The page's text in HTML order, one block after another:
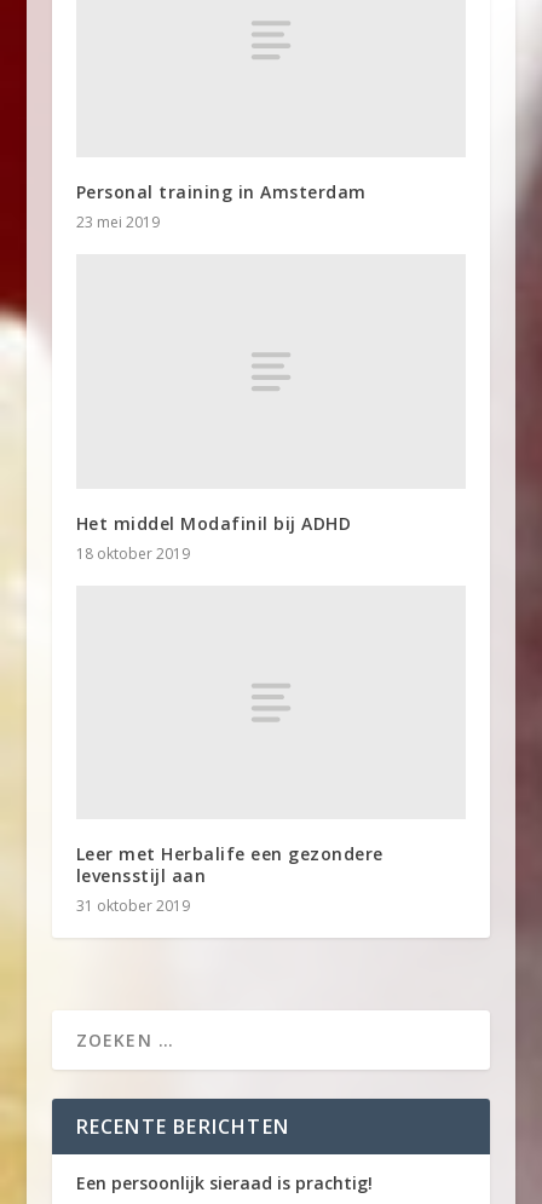
Personal training in Amsterdam
23 mei 2019
Het middel Modafinil bij ADHD
18 oktober 2019
Leer met Herbalife een gezondere
levensstijl aan
31 oktober 2019
RECENTE BERICHTEN
Een persoonlijk sieraad is prachtig!